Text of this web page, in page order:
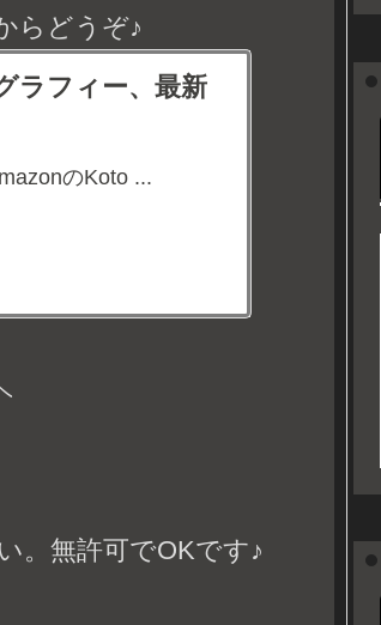
らどうぞ♪
ラフィー、最新
のKoto ...
。無許可でOKです♪